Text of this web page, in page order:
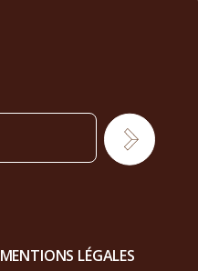
MENTIONS LÉGALES